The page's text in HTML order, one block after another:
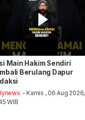
Main Hakim Sendiri
Berulang Dapur
- Kamis , 06 Aug 2026,
WIB